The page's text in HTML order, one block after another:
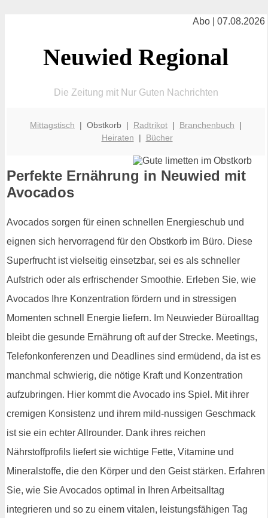
Abo | 07.08.2026
Neuwied Regional
Die Zeitung mit Nur Guten Nachrichten
Mittagstisch | Obstkorb | Radtrikot | Branchenbuch |
Heiraten | Bücher
Perfekte Ernährung in Neuwied mit
Avocados
Avocados sorgen für einen schnellen Energieschub und
eignen sich hervorragend für den Obstkorb im Büro. Diese
Superfrucht ist vielseitig einsetzbar, sei es als schneller
Aufstrich oder als erfrischender Smoothie. Erleben Sie, wie
Avocados Ihre Konzentration fördern und in stressigen
Momenten schnell Energie liefern. Im Neuwieder Büroalltag
bleibt die gesunde Ernährung oft auf der Strecke. Meetings,
Telefonkonferenzen und Deadlines sind ermüdend, da ist es
manchmal schwierig, die nötige Kraft und Konzentration
aufzubringen. Hier kommt die Avocado ins Spiel. Mit ihrer
cremigen Konsistenz und ihrem mild-nussigen Geschmack
ist sie ein echter Allrounder. Dank ihres reichen
Nährstoffprofils liefert sie wichtige Fette, Vitamine und
Mineralstoffe, die den Körper und den Geist stärken. Erfahren
Sie, wie Sie Avocados optimal in Ihren Arbeitsalltag
integrieren und so zu einem vitalen, leistungsfähigen Tag